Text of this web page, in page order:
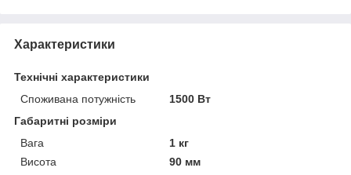
Характеристики
Технічні характеристики
Споживана потужність
1500 Вт
Габаритні розміри
Вага
1 кг
Висота
90 мм